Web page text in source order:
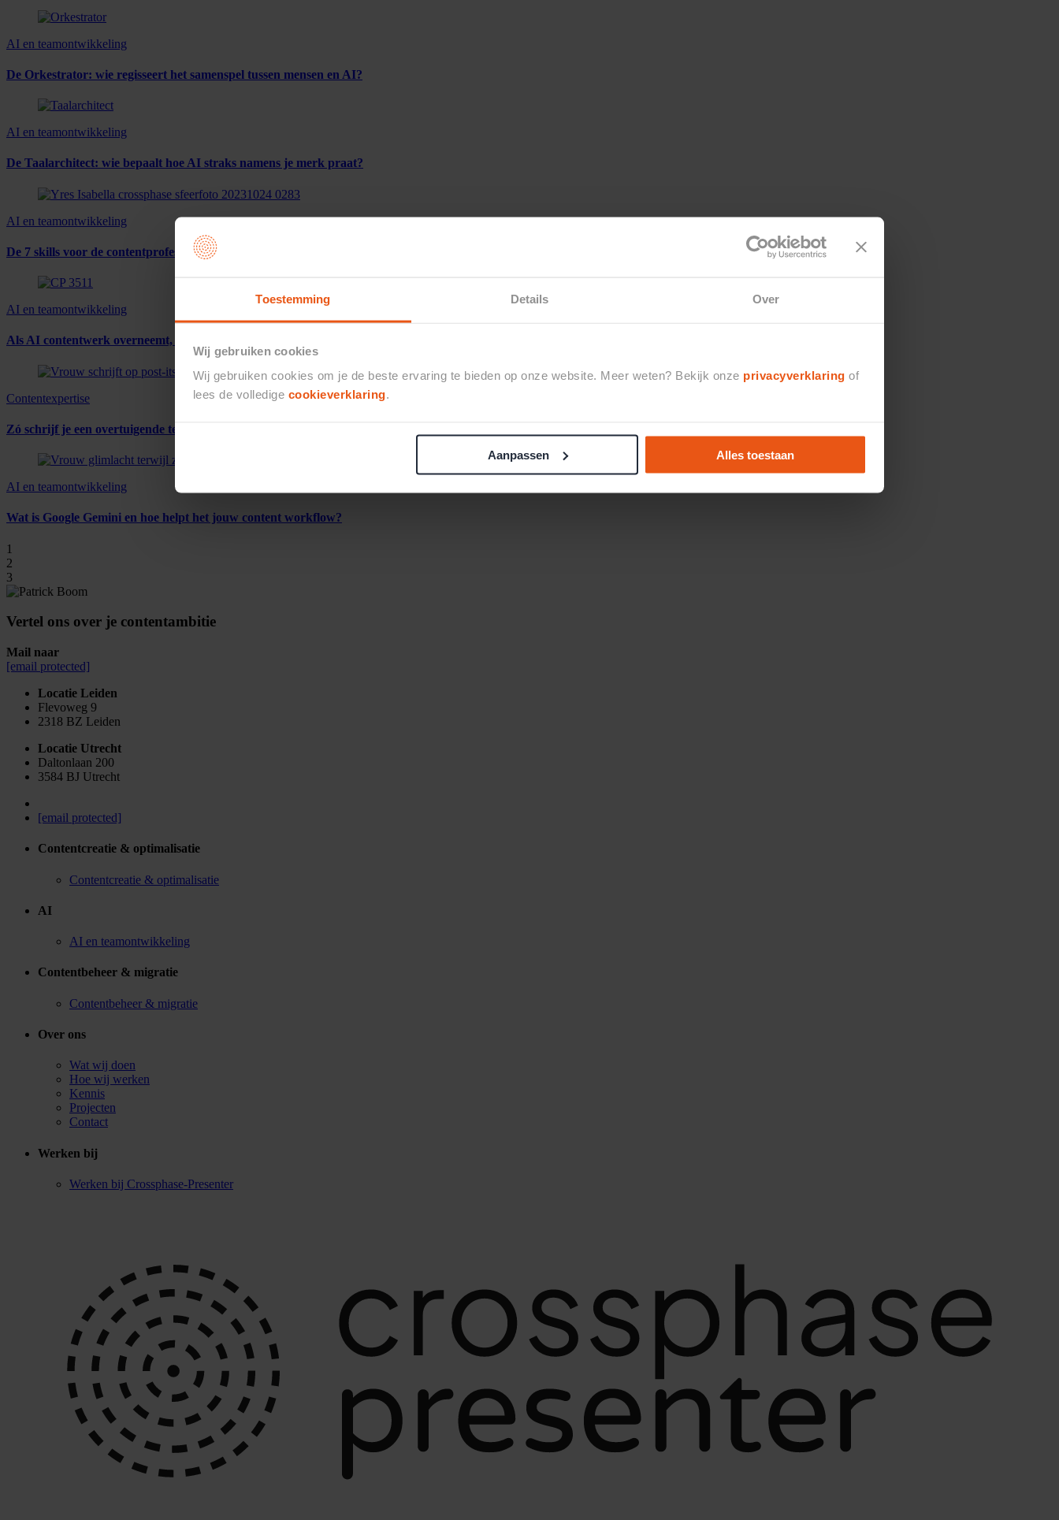
Toestemming Details Over
Wij gebruiken cookies
Wij gebruiken cookies om je de beste ervaring te bieden op onze website. Meer weten? Bekijk onze privacyverklaring of
lees de volledige cookieverklaring.
Aanpassen Alles toestaan
AI en teamontwikkeling
De Orkestrator: wie regisseert het samenspel tussen mensen en AI?
AI en teamontwikkeling
De Taalarchitect: wie bepaalt hoe AI straks namens je merk praat?
AI en teamontwikkeling
De 7 skills voor de contentprofessional in het AI-tijdperk
AI en teamontwikkeling
Als AI contentwerk overneemt, wat wordt dan jouw rol?
Contentexpertise
Zó schrijf je een overtuigende tekst
AI en teamontwikkeling
Wat is Google Gemini en hoe helpt het jouw content workflow?
1
2
3
Vertel ons over je contentambitie
Mail naar
[email protected]
Locatie Leiden
Flevoweg 9
2318 BZ Leiden
Locatie Utrecht
Daltonlaan 200
3584 BJ Utrecht
[email protected]
Contentcreatie & optimalisatie
Contentcreatie & optimalisatie
AI
AI en teamontwikkeling
Contentbeheer & migratie
Contentbeheer & migratie
Over ons
Wat wij doen
Hoe wij werken
Kennis
Projecten
Contact
Werken bij
Werken bij Crossphase-Presenter